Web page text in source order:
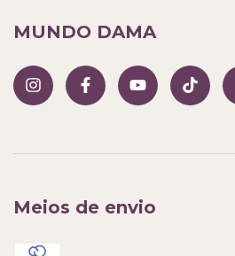
MUNDO DAMA
Meios de envio